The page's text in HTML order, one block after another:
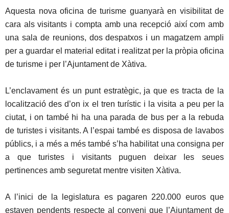
Aquesta nova oficina de turisme guanyarà en visibilitat de
cara als visitants i compta amb una recepció així com amb
una sala de reunions, dos despatxos i un magatzem ampli
per a guardar el material editat i realitzat per la pròpia oficina
de turisme i per l’Ajuntament de Xàtiva.
L’enclavament és un punt estratègic, ja que es tracta de la
localització des d’on ix el tren turístic i la visita a peu per la
ciutat, i on també hi ha una parada de bus per a la rebuda
de turistes i visitants. A l’espai també es disposa de lavabos
públics, i a més a més també s’ha habilitat una consigna per
a que turistes i visitants puguen deixar les seues
pertinences amb seguretat mentre visiten Xàtiva.
A l’inici de la legislatura es pagaren 220.000 euros que
estaven pendents respecte al conveni que l’Ajuntament de